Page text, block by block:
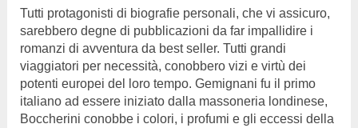
Tutti protagonisti di biografie personali, che vi assicuro,
sarebbero degne di pubblicazioni da far impallidire i
romanzi di avventura da best seller. Tutti grandi
viaggiatori per necessità, conobbero vizi e virtù dei
potenti europei del loro tempo. Gemignani fu il primo
italiano ad essere iniziato dalla massoneria londinese,
Boccherini conobbe i colori, i profumi e gli eccessi della